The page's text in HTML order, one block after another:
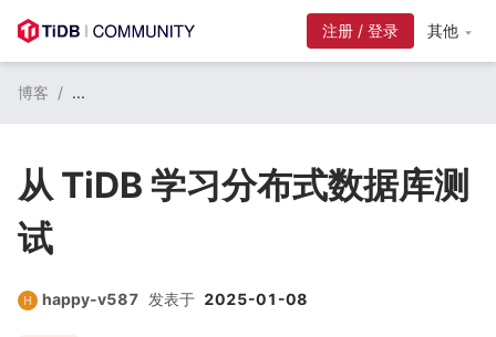
注册 / 登录 其他
博客 / ...
从 TiDB 学习分布式数据库测
试
happy-v587 发表于 2025-01-08